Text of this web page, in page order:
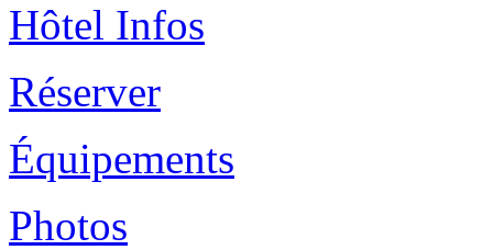
Hôtel Infos
Réserver
Équipements
Photos